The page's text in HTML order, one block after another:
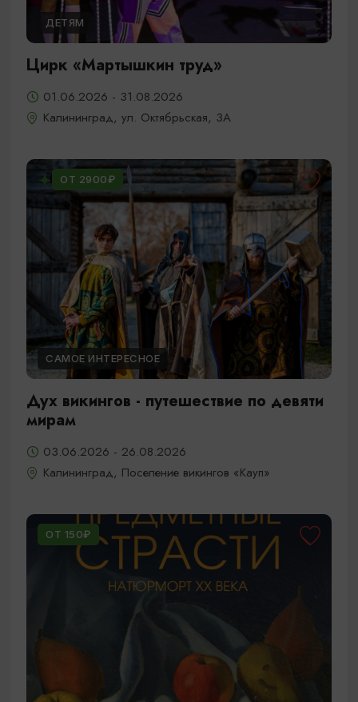
ДЕТЯМ
Цирк «Мартышкин труд»
01.06.2026 - 31.08.2026
Калининград, ул. Октябрьская, 3А
ОТ 2900₽
САМОЕ ИНТЕРЕСНОЕ
Дух викингов - путешествие по девяти
мирам
03.06.2026 - 26.08.2026
Калининград, Поселение викингов «Кауп»
ОТ 150₽